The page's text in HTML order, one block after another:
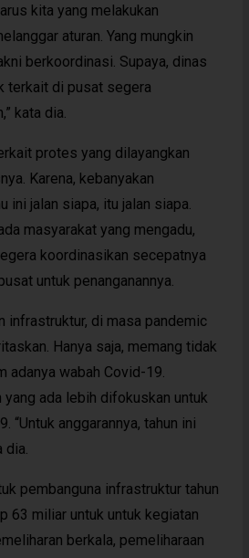
kita yang melakukan
aturan. Yang mungkin
berkoordinasi. Supaya, dinas
terkait di pusat segera
kata dia.
protes yang dilayangkan
Karena, kebanyakan
ini jalan siapa, itu jalan siapa.
masyarakat yang mengadu,
koordinasikan secepatnya
untuk penanganannya.
infrastruktur, di masa pandemic
Hanya saja, memang tidak
adanya wabah Covid-19.
yang ada lebih difokuskan untuk
“Untuk anggarannya, tahun ini
pembanguna infrastruktur tahun
63 miliar untuk untuk kegiatan
berkala, pemeliharaan